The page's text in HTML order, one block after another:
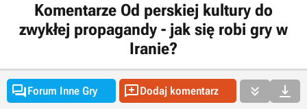
Komentarze Od perskiej kultury do
zwykłej propagandy - jak się robi gry w
Iranie?
Forum Inne Gry Dodaj komentarz  